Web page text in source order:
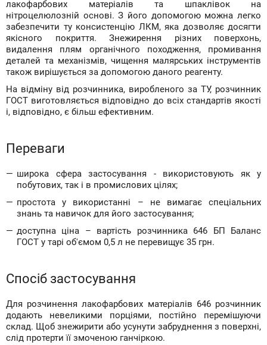
лакофарбових матеріалів та шпаклівок на
нітроцелюлозній основі. З його допомогою можна легко
забезпечити ту консистенцію ЛКМ, яка дозволяє досягти
якісного покриття. Знежирення різних поверхонь,
видалення плям органічного походження, промивання
деталей та механізмів, чищення малярських інструментів
також вирішується за допомогою даного реагенту.
На відміну від розчинника, виробленого за ТУ, розчинник
ГОСТ виготовляється відповідно до всіх стандартів якості
і, відповідно, є більш ефективним.
Переваги
широка сфера застосування - використовують як у
побутових, так і в промислових цілях;
простота у використанні – не вимагає спеціальних
знань та навичок для його застосування;
доступна ціна – вартість розчинника 646 БП Баланс
ГОСТ у тарі об'ємом 0,5 л не перевищує 35 грн.
Спосіб застосування
Для розчинення лакофарбових матеріалів 646 розчинник
додають невеликими порціями, постійно перемішуючи
склад. Щоб знежирити або усунути забруднення з поверхні,
слід протерти її змоченою ганчіркою.